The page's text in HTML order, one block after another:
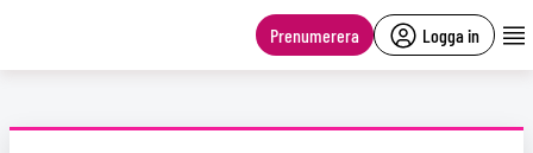
Prenumerera Logga in